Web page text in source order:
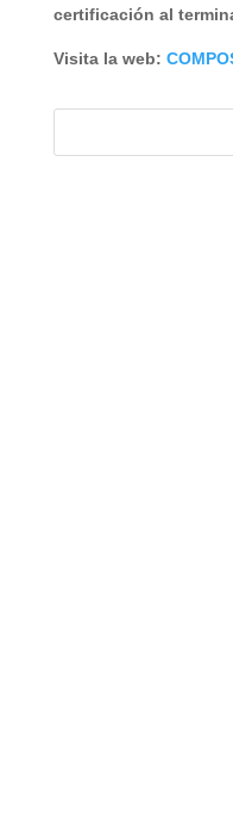
certificación al
Visita la web: